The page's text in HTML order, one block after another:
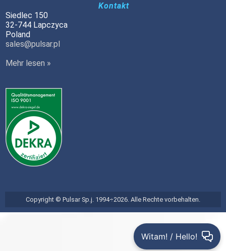
Kontakt
Siedlec 150
32-744 Lapczyca
Poland
sales@pulsar.pl
Mehr lesen »
Copyright © Pulsar Sp.j. 1994÷2026. Alle Rechte vorbehalten.
Witam! / Hello!